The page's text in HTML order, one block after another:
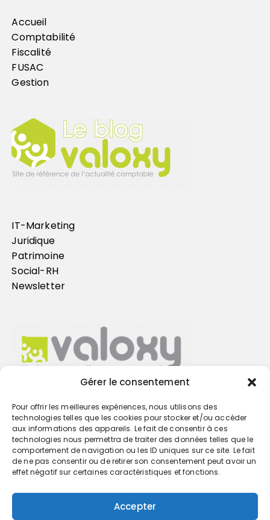
Gérer le consentement
Pour offrir les meilleures expériences, nous utilisons des
technologies telles que les cookies pour stocker et/ou accéder
aux informations des appareils. Le fait de consentir à ces
technologies nous permettra de traiter des données telles que le
comportement de navigation ou les ID uniques sur ce site. Le fait
de ne pas consentir ou de retirer son consentement peut avoir un
effet négatif sur certaines caractéristiques et fonctions.
Accepter
Accueil
Comptabilité
Fiscalité
FUSAC
Gestion
IT-Marketing
Juridique
Patrimoine
Social-RH
Newsletter
Trouvez votre cabinet
GO